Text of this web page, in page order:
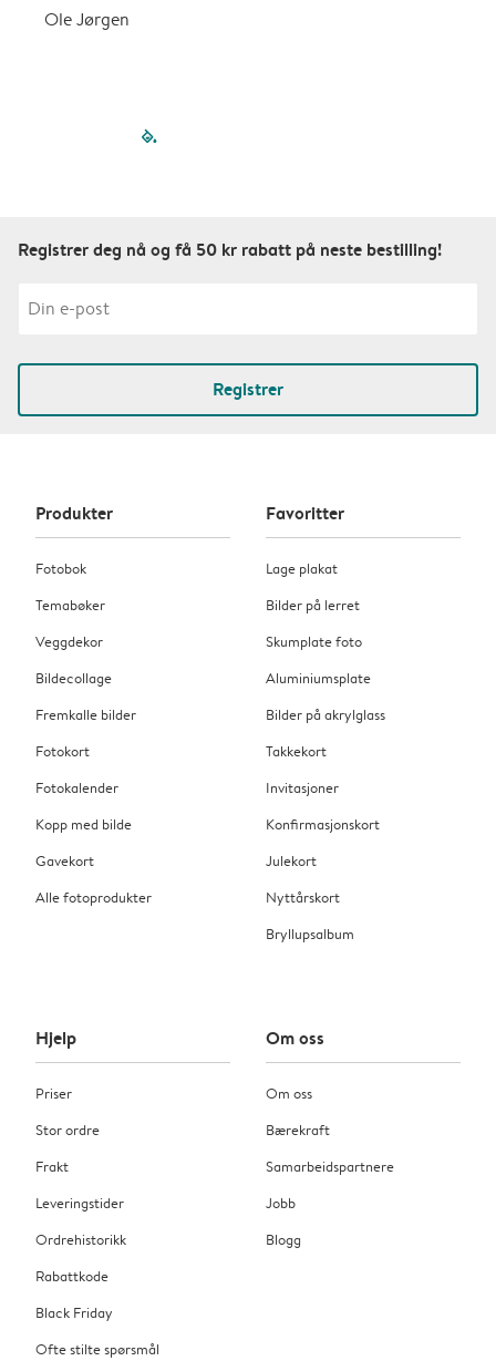
Ole Jørgen
filled-pagination
Registrer deg nå og få 50 kr rabatt på neste bestilling!
Registrer
Produkter
Fotobok
Temabøker
Veggdekor
Bildecollage
Fremkalle bilder
Fotokort
Fotokalender
Kopp med bilde
Gavekort
Alle fotoprodukter
Favoritter
Lage plakat
Bilder på lerret
Skumplate foto
Aluminiumsplate
Bilder på akrylglass
Takkekort
Invitasjoner
Konfirmasjonskort
Julekort
Nyttårskort
Bryllupsalbum
Hjelp
Priser
Stor ordre
Frakt
Leveringstider
Ordrehistorikk
Rabattkode
Black Friday
Ofte stilte spørsmål
Om oss
Om oss
Bærekraft
Samarbeidspartnere
Jobb
Blogg